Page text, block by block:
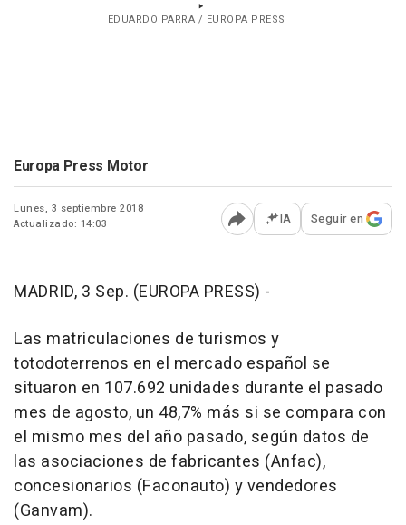
EDUARDO PARRA / EUROPA PRESS
Europa Press Motor
Lunes, 3 septiembre 2018
Actualizado: 14:03
Abrir opciones para
IA Seguir en
MADRID, 3 Sep. (EUROPA PRESS) -
Las matriculaciones de turismos y
totodoterrenos en el mercado español se
situaron en 107.692 unidades durante el pasado
mes de agosto, un 48,7% más si se compara con
el mismo mes del año pasado, según datos de
las asociaciones de fabricantes (Anfac),
concesionarios (Faconauto) y vendedores
(Ganvam).